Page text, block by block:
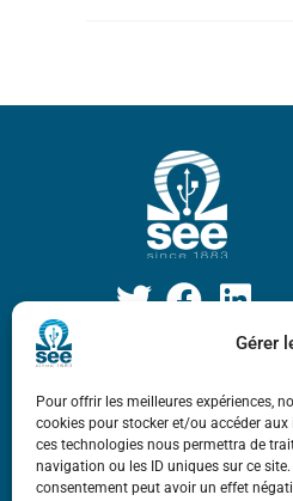
Gérer
Pour offrir les meilleures expériences,
cookies pour stocker et/ou accéder
ces technologies nous permettra de
navigation ou les ID uniques sur ce
consentement peut avoir un effet